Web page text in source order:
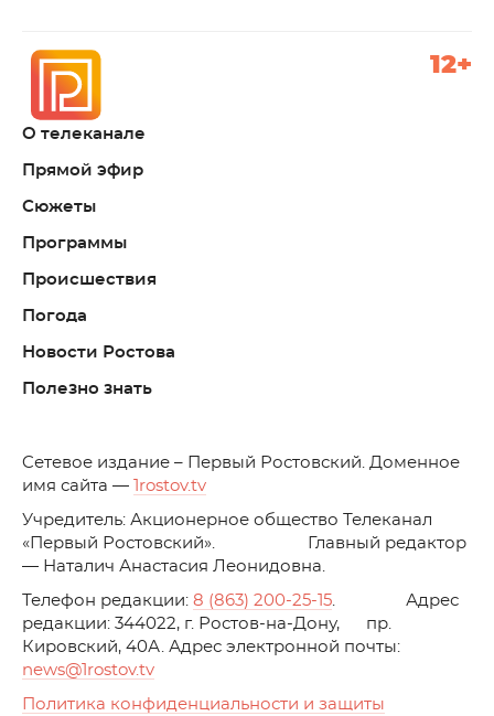
О телеканале
Прямой эфир
Сюжеты
Программы
Происшествия
Погода
Новости Ростова
Полезно знать
12+
Cетевое издание – Первый Ростовский. Доменное
имя сайта —
1rostov.tv
Учредитель: Акционерное общество Телеканал
«Первый Ростовский». Главный редактор
— Наталич Анастасия Леонидовна.
Телефон редакции: 8 (863) 200-25-15. Адрес
редакции: 344022, г. Ростов-на-Дону, пр.
Кировский, 40А. Адрес электронной почты:
news@1rostov.tv
Политика конфиденциальности и защиты